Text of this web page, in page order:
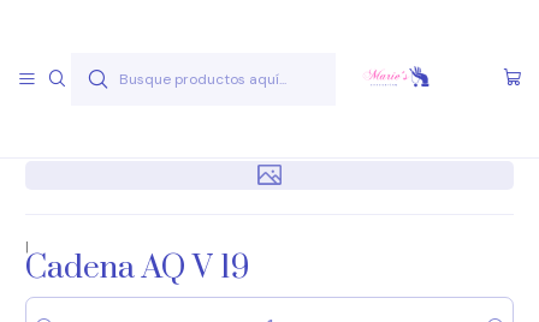
Inicio Joyas Acero Quirúgico Cadenas Acero Quirúgico
Cadenas A.Q. Variados Cadena AQ V 19
|
Cadena AQ V 19